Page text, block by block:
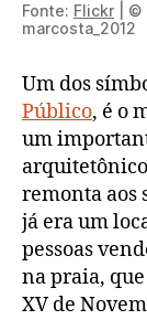
Fonte: Flickr | ©
marcosta_2012
Um dos
Público, é o
um
remonta aos
já era um
pessoas
na praia,
XV de